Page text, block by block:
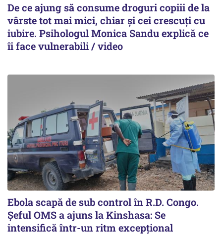
De ce ajung să consume droguri copiii de la
vârste tot mai mici, chiar și cei crescuți cu
iubire. Psihologul Monica Sandu explică ce
îi face vulnerabili / video
Ebola scapă de sub control în R.D. Congo.
Șeful OMS a ajuns la Kinshasa: Se
intensifică într-un ritm excepţional